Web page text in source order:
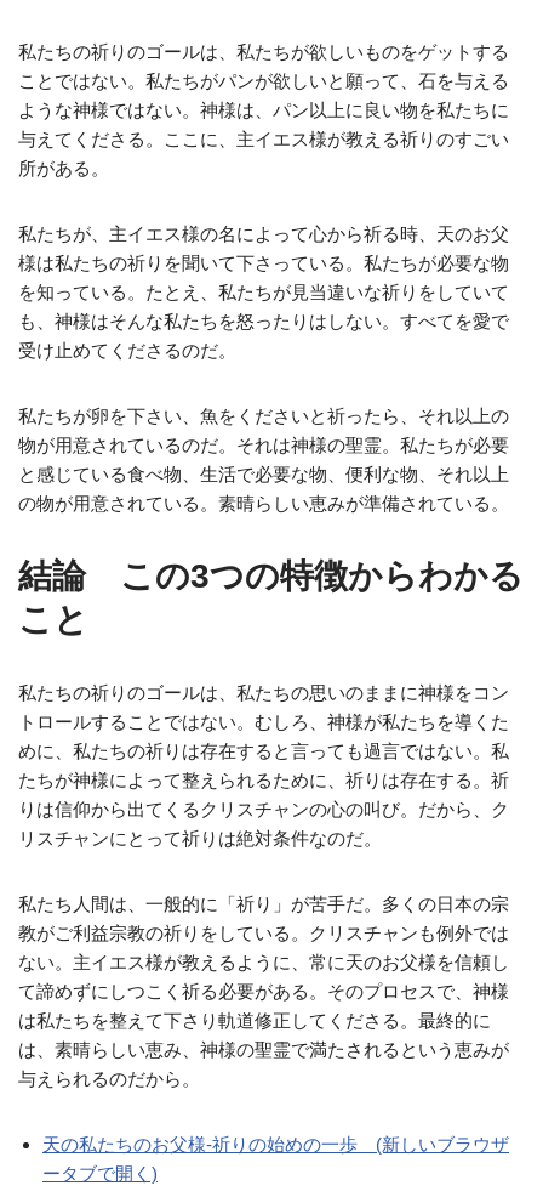
私たちの祈りのゴールは、私たちが欲しいものをゲットする
ことではない。私たちがパンが欲しいと願って、石を与える
ような神様ではない。神様は、パン以上に良い物を私たちに
与えてくださる。ここに、主イエス様が教える祈りのすごい
所がある。
私たちが、主イエス様の名によって心から祈る時、天のお父
様は私たちの祈りを聞いて下さっている。私たちが必要な物
を知っている。たとえ、私たちが見当違いな祈りをしていて
も、神様はそんな私たちを怒ったりはしない。すべてを愛で
受け止めてくださるのだ。
私たちが卵を下さい、魚をくださいと祈ったら、それ以上の
物が用意されているのだ。それは神様の聖霊。私たちが必要
と感じている食べ物、生活で必要な物、便利な物、それ以上
の物が用意されている。素晴らしい恵みが準備されている。
結論 この3つの特徴からわかる
こと
私たちの祈りのゴールは、私たちの思いのままに神様をコン
トロールすることではない。むしろ、神様が私たちを導くた
めに、私たちの祈りは存在すると言っても過言ではない。私
たちが神様によって整えられるために、祈りは存在する。祈
りは信仰から出てくるクリスチャンの心の叫び。だから、ク
リスチャンにとって祈りは絶対条件なのだ。
私たち人間は、一般的に「祈り」が苦手だ。多くの日本の宗
教がご利益宗教の祈りをしている。クリスチャンも例外では
ない。主イエス様が教えるように、常に天のお父様を信頼し
て諦めずにしつこく祈る必要がある。そのプロセスで、神様
は私たちを整えて下さり軌道修正してくださる。最終的に
は、素晴らしい恵み、神様の聖霊で満たされるという恵みが
与えられるのだから。
天の私たちのお父様-祈りの始めの一歩 (新しいブラウザ
ータブで開く)